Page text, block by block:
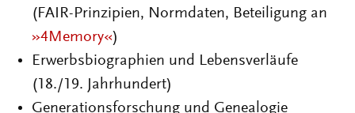
(FAIR-Prinzipien, Normdaten, Beteiligung an
»4Memory«)
Erwerbsbiographien und Lebensverläufe
(18./19. Jahrhundert)
Generationsforschung und Genealogie